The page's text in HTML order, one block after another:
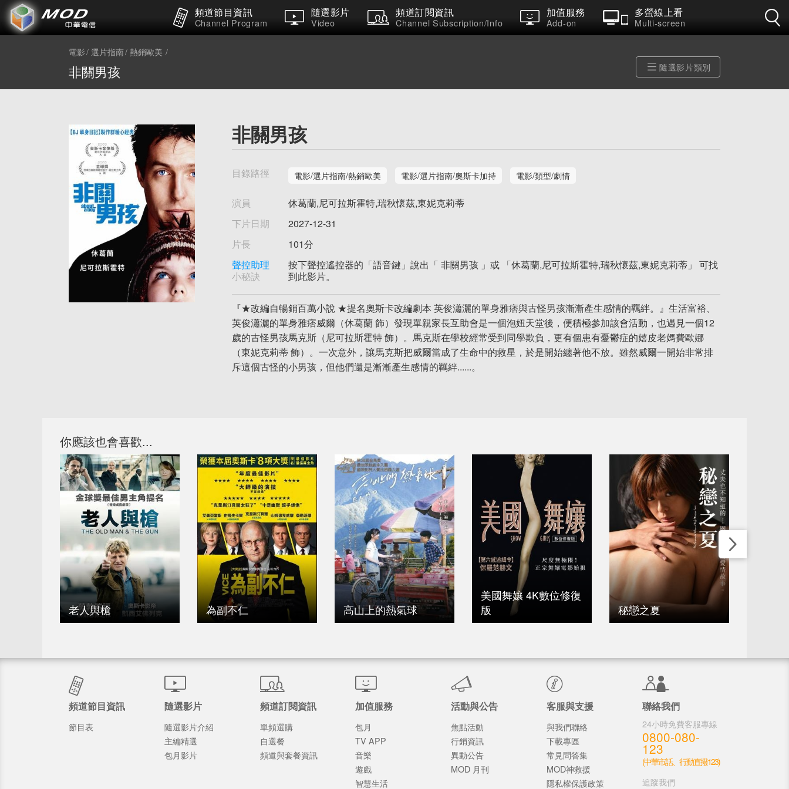
頻道節目資訊
Channel Program
隨選影片
Video
頻道訂閱資訊
Channel Subscription/Info
加值服務
Add-on
多螢線上看
Multi-screen
電影 選片指南 熱銷歐美
非關男孩 隨選影片類別
非關男孩
目錄路徑 電影/選片指南/熱銷歐美 電影/選片指南/奧斯卡加持 電影/類型/劇情
演員
休葛蘭,尼可拉斯霍特,瑞秋懷茲,東妮克莉蒂
下片日期
2027-12-31
片長
101分
聲控助理
小秘訣
按下聲控遙控器的「語音鍵」說出「 非關男孩 」或 「休葛蘭,尼可拉斯霍特,瑞秋懷茲,東妮克莉蒂」 可找
到此影片。
『★改編自暢銷百萬小說 ★提名奧斯卡改編劇本 英俊瀟灑的單身雅痞與古怪男孩漸漸產生感情的羈絆。』生活富裕、
英俊瀟灑的單身雅痞威爾（休葛蘭 飾）發現單親家長互助會是一個泡妞天堂後，便積極參加該會活動，也遇見一個12
歲的古怪男孩馬克斯（尼可拉斯霍特 飾）。馬克斯在學校經常受到同學欺負，更有個患有憂鬱症的嬉皮老媽費歐娜
（東妮克莉蒂 飾）。一次意外，讓馬克斯把威爾當成了生命中的救星，於是開始纏著他不放。雖然威爾一開始非常排
斥這個古怪的小男孩，但他們還是漸漸產生感情的羈絆......。
你應該也會喜歡...
老人與槍 為副不仁 高山上的熱氣球
美國舞孃 4K數位修復
版
秘戀之夏
頻道節目資訊
節目表
隨選影片
隨選影片介紹
主編精選
包月影片
頻道訂閱資訊
單頻選購
自選餐
頻道與套餐資訊
加值服務
包月
TV APP
音樂
遊戲
智慧生活
活動與公告
焦點活動
行銷資訊
異動公告
MOD 月刊
客服與支援
與我們聯絡
下載專區
常見問答集
MOD神救援
隱私權保護政策
聯絡我們
24小時免費客服專線
0800-080-
123
(中華市話、行動直撥123)
追蹤我們